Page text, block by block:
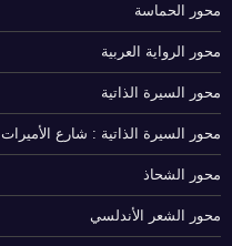
محور الحماسة
محور الرواية العربية
محور السيرة الذاتية
محور السيرة الذاتية : شارع الأميرات
محور الشحاذ
محور الشعر الأندلسي